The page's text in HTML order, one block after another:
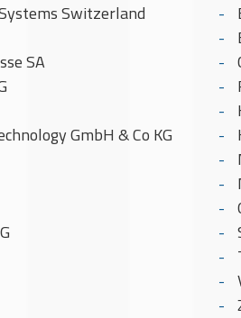
Switzerland
SA
GmbH & Co KG